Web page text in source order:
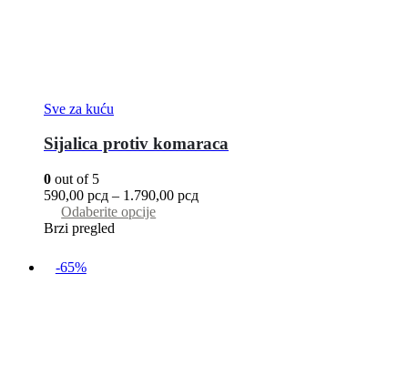
Sve za kuću
Sijalica protiv komaraca
0 out of 5
590,00 рсд – 1.790,00 рсд
Odaberite opcije
Brzi pregled
-65%